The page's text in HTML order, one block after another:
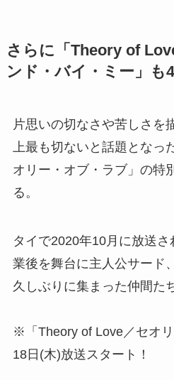
さらに「Theory of
ンド・バイ・ミー」も
片思いの切なさや苦しさを
上最も切ないと話題となっ
オリー・オブ・ラブ」の特
る。
タイで2020年10月に放送
業後を舞台に主人公サード
久しぶりに集まった仲間た
※「Theory of Love／セオ
18日(木)放送スタート！